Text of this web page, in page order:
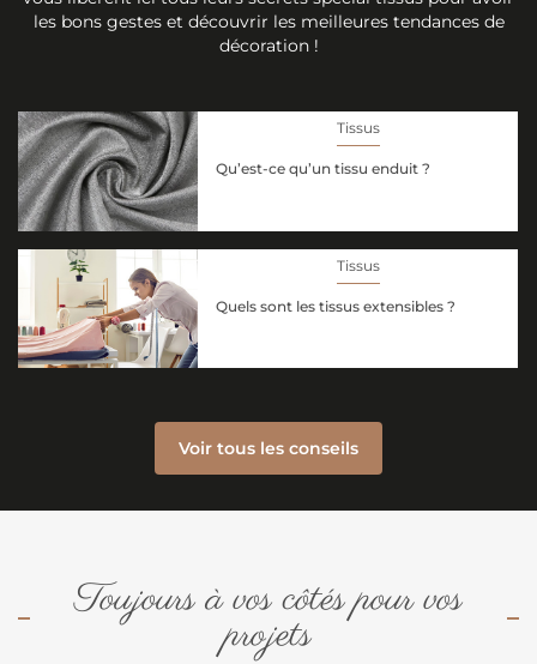
les bons gestes et découvrir les meilleures tendances de
décoration !
Tissus
Qu’est-ce qu’un tissu enduit ?
Tissus
Quels sont les tissus extensibles ?
Voir tous les conseils
Toujours à vos côtés pour vos
projets